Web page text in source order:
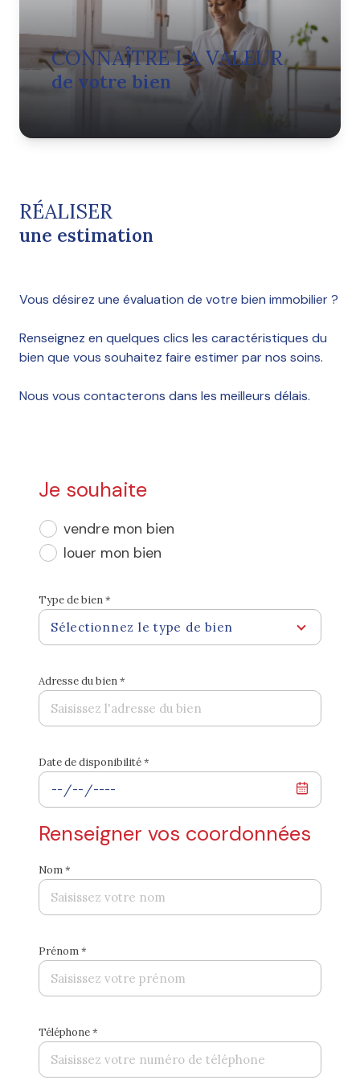
CONNAÎTRE LA VALEUR
de votre bien
RÉALISER
une estimation
Vous désirez une évaluation de votre bien immobilier ?
Renseignez en quelques clics les caractéristiques du
bien que vous souhaitez faire estimer par nos soins.
Nous vous contacterons dans les meilleurs délais.
Je souhaite
vendre mon bien
louer mon bien
Type de bien *
Sélectionnez le type de bien
Adresse du bien *
Date de disponibilité *
Renseigner vos coordonnées
Nom *
Prénom *
Téléphone *